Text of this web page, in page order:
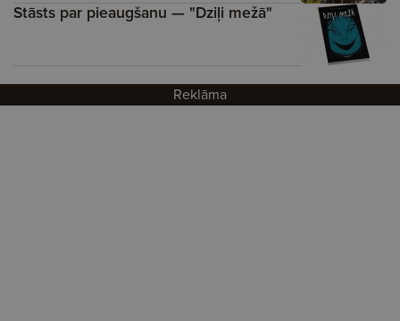
Stāsts par pieaugšanu — "Dziļi mežā"
Reklāma